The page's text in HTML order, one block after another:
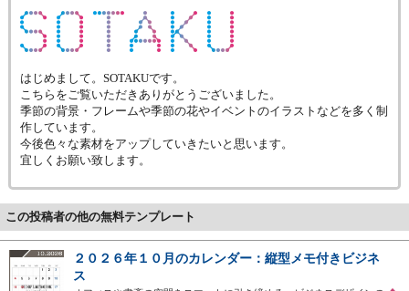
はじめまして。SOTAKUです。
こちらをご覧いただきありがとうございました。
季節の背景・フレームや季節の花やイベントのイラストなどを多く制
作しています。
今後色々な素材をアップしていきたいと思います。
宜しくお願い致します。
この投稿者の他の無料テンプレート
２０２６年１０月のカレンダー：縦型メモ付きビジネ
ス